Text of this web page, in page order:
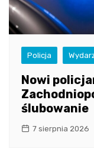
Policja
Nowi
ślubowanie
7 sierpnia 2026